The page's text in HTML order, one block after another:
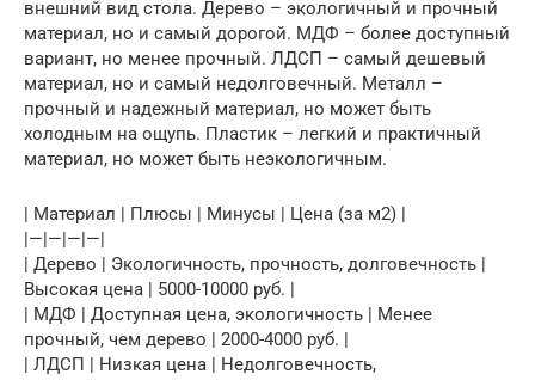
внешний вид стола. Дерево – экологичный и прочный
материал, но и самый дорогой. МДФ – более доступный
вариант, но менее прочный. ЛДСП – самый дешевый
материал, но и самый недолговечный. Металл –
прочный и надежный материал, но может быть
холодным на ощупь. Пластик – легкий и практичный
материал, но может быть неэкологичным.
| Материал | Плюсы | Минусы | Цена (за м2) |
|—|—|—|—|
| Дерево | Экологичность, прочность, долговечность |
Высокая цена | 5000-10000 руб. |
| МДФ | Доступная цена, экологичность | Менее
прочный, чем дерево | 2000-4000 руб. |
| ЛДСП | Низкая цена | Недолговечность,